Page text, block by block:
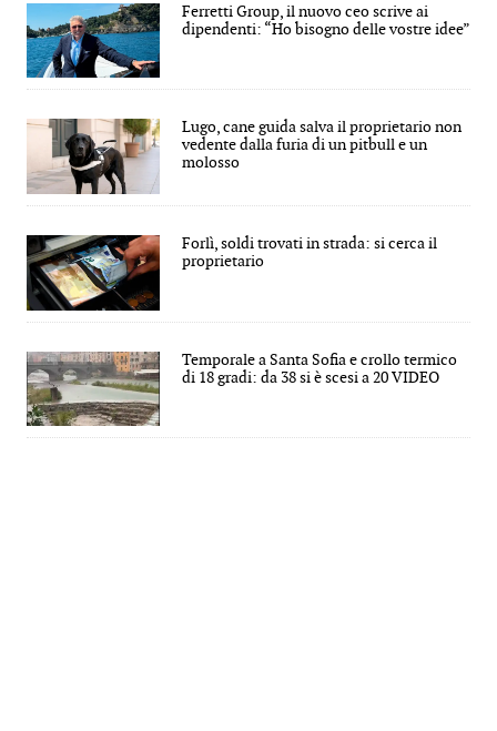
Ferretti Group, il nuovo ceo scrive ai
dipendenti: “Ho bisogno delle vostre idee”
Lugo, cane guida salva il proprietario non
vedente dalla furia di un pitbull e un
molosso
Forlì, soldi trovati in strada: si cerca il
proprietario
Temporale a Santa Sofia e crollo termico
di 18 gradi: da 38 si è scesi a 20 VIDEO